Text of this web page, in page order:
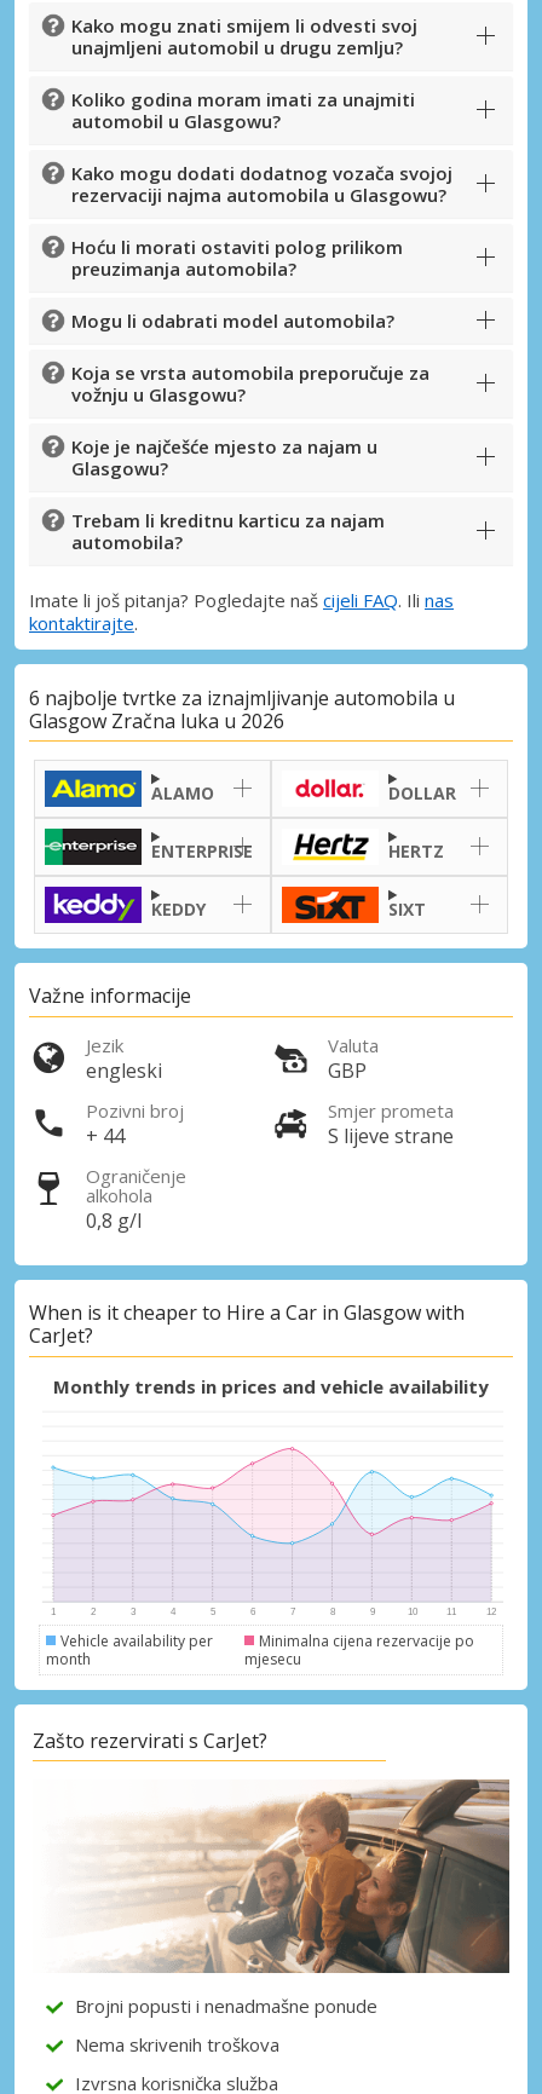
Posebni popusti
Pristupite ekskluzivnim ponudama naših
dobavljača
Prijava putem eLinka
Kako mogu znati smijem li odvesti svoj
unajmljeni automobil u drugu zemlju?
Koliko godina moram imati za unajmiti
automobil u Glasgowu?
Kako mogu dodati dodatnog vozača svojoj
rezervaciji najma automobila u Glasgowu?
Hoću li morati ostaviti polog prilikom
preuzimanja automobila?
Mogu li odabrati model automobila?
Koja se vrsta automobila preporučuje za
vožnju u Glasgowu?
Koje je najčešće mjesto za najam u
Glasgowu?
Trebam li kreditnu karticu za najam
automobila?
Imate li još pitanja? Pogledajte naš cijeli FAQ. Ili nas
kontaktirajte.
6 najbolje tvrtke za iznajmljivanje automobila u
Glasgow Zračna luka u 2026
ALAMO DOLLAR
ENTERPRISE HERTZ
KEDDY SIXT
Važne informacije
Jezik
engleski
Valuta
GBP
Pozivni broj
+ 44
Smjer prometa
S lijeve strane
Ograničenje
alkohola
0,8 g/l
When is it cheaper to Hire a Car in Glasgow with
CarJet?
Monthly trends in prices and vehicle availability
Vehicle availability per
month
Minimalna cijena rezervacije po
mjesecu
Zašto rezervirati s CarJet?
Brojni popusti i nenadmašne ponude
Nema skrivenih troškova
Izvrsna korisnička služba